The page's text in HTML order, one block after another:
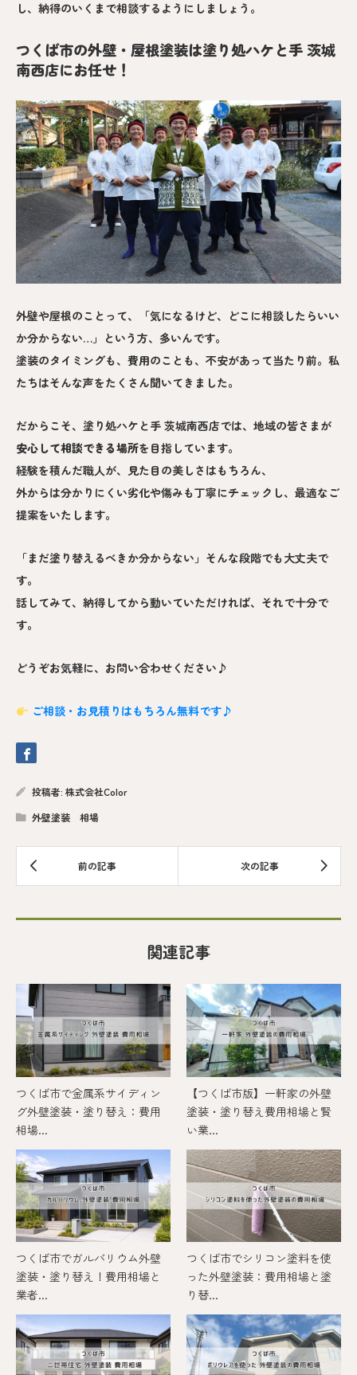
し、納得のいくまで相談するようにしましょう。
つくば市の外壁・屋根塗装は塗り処ハケと手 茨城
南西店にお任せ！
外壁や屋根のことって、「気になるけど、どこに相談したらいい
か分からない…」という方、多いんです。
塗装のタイミングも、費用のことも、不安があって当たり前。私
たちはそんな声をたくさん聞いてきました。
だからこそ、塗り処ハケと手 茨城南西店では、地域の皆さまが
安心して相談できる場所を目指しています。
経験を積んだ職人が、見た目の美しさはもちろん、
外からは分かりにくい劣化や傷みも丁寧にチェックし、最適なご
提案をいたします。
「まだ塗り替えるべきか分からない」そんな段階でも大丈夫で
す。
話してみて、納得してから動いていただければ、それで十分で
す。
どうぞお気軽に、お問い合わせください♪
ご相談・お見積りはもちろん無料です♪
投稿者: 株式会社Color
外壁塗装 相場
関連記事
つくば市で金属系サイディン
グ外壁塗装・塗り替え：費用
相場...
【つくば市版】一軒家の外壁
塗装・塗り替え費用相場と賢
い業...
つくば市でガルバリウム外壁
塗装・塗り替え！費用相場と
業者...
つくば市でシリコン塗料を使
った外壁塗装：費用相場と塗
り替...